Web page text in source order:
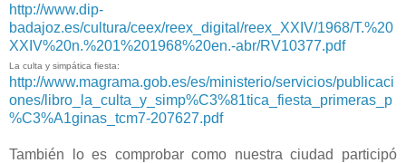
http://www.dip-
badajoz.es/cultura/ceex/reex_digital/reex_XXIV/1968/T.%20
XXIV%20n.%201%201968%20en.-abr/RV10377.pdf
La culta y simpática fiesta:
http://www.magrama.gob.es/es/ministerio/servicios/publicaci
ones/libro_la_culta_y_simp%C3%81tica_fiesta_primeras_p
%C3%A1ginas_tcm7-207627.pdf
También lo es comprobar como nuestra ciudad participó